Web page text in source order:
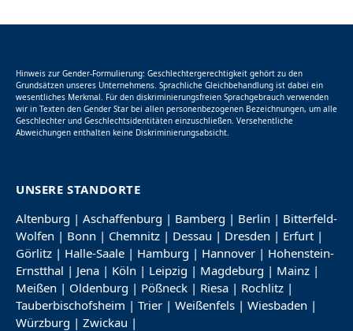
Hinweis zur Gender-Formulierung: Geschlechtergerechtigkeit gehört zu den
Grundsätzen unseres Unternehmens. Sprachliche Gleichbehandlung ist dabei ein
wesentliches Merkmal. Für den diskriminierungsfreien Sprachgebrauch verwenden
wir in Texten den Gender Star bei allen personenbezogenen Bezeichnungen, um alle
Geschlechter und Geschlechtsidentitäten einzuschließen. Versehentliche
Abweichungen enthalten keine Diskriminierungsabsicht.
UNSERE STANDORTE
Altenburg | Aschaffenburg | Bamberg | Berlin | Bitterfeld-
Wolfen | Bonn | Chemnitz | Dessau | Dresden | Erfurt |
Görlitz | Halle-Saale | Hamburg | Hannover | Hohenstein-
Ernstthal | Jena | Köln | Leipzig | Magdeburg | Mainz |
Meißen | Oldenburg | Pößneck | Riesa | Rochlitz |
Tauberbischofsheim | Trier | Weißenfels | Wiesbaden |
Würzburg | Zwickau |